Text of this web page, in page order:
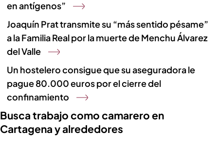
en antígenos”
Joaquín Prat transmite su “más sentido pésame”
a la Familia Real por la muerte de Menchu Álvarez
del Valle
Un hostelero consigue que su aseguradora le
pague 80.000 euros por el cierre del
confinamiento
Busca trabajo como camarero en
Cartagena y alrededores